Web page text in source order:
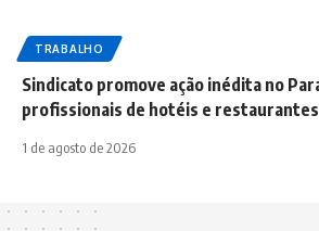
TRABALHO
Sindicato promove ação inédita no
profissionais de hotéis e restaurantes
1 de agosto de 2026